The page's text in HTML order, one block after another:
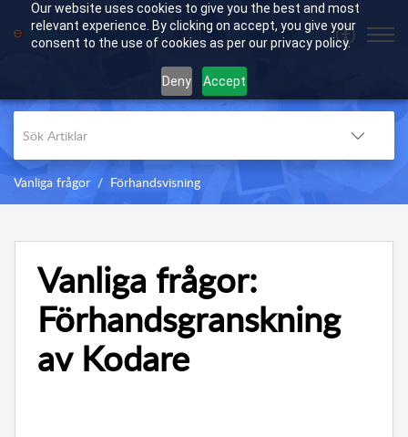
Our website uses cookies to give you the best and most
relevant experience. By clicking on accept, you give your
consent to the use of cookies as per our privacy policy.
Deny Accept
Vanliga frågor Förhandsvisning
Vanliga frågor:
Förhandsgranskning
av Kodare